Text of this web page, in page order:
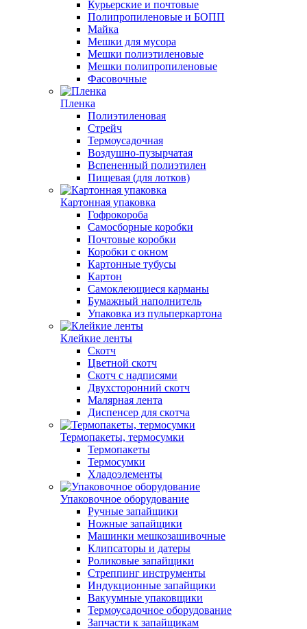
Курьерские и почтовые
Полипропиленовые и БОПП
Майка
Мешки для мусора
Мешки полиэтиленовые
Мешки полипропиленовые
Фасовочные
Пленка
Полиэтиленовая
Стрейч
Термоусадочная
Воздушно-пузырчатая
Вспененный полиэтилен
Пищевая (для лотков)
Картонная упаковка
Гофрокороба
Самосборные коробки
Почтовые коробки
Коробки с окном
Картонные тубусы
Картон
Самоклеющиеся карманы
Бумажный наполнитель
Упаковка из пульперкартона
Клейкие ленты
Скотч
Цветной скотч
Скотч с надписями
Двухсторонний скотч
Малярная лента
Диспенсер для скотча
Термопакеты, термосумки
Термопакеты
Термосумки
Хладоэлементы
Упаковочное оборудование
Ручные запайщики
Ножные запайщики
Машинки мешкозашивочные
Клипсаторы и датеры
Роликовые запайщики
Стреппинг инструменты
Индукционные запайщики
Вакуумные упаковщики
Термоусадочное оборудование
Запчасти к запайщикам